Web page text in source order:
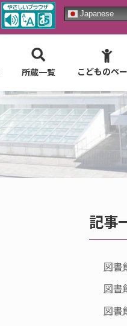
Japanese
所蔵一覧 こどものペ
記事
図書
図書
図書